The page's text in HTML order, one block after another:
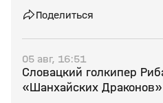
Поделиться
05 авг, 16:51
Словацкий голкипер
«Шанхайских Драконов»